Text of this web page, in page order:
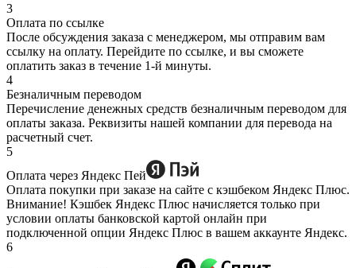
3
Оплата по ссылке
После обсуждения заказа с менеджером, мы отправим вам
ссылку на оплату. Перейдите по ссылке, и вы сможете
оплатить заказ в течение 1-й минуты.
4
Безналичным переводом
Перечисление денежных средств безналичным переводом для
оплаты заказа. Реквизиты нашей компании для перевода на
расчетный счет.
5
Оплата через Яндекс Пей
Оплата покупки при заказе на сайте с кэшбеком Яндекс Плюс.
Внимание! Кэшбек Яндекс Плюс начисляется только при
условии оплаты банковской картой онлайн при
подключенной опции Яндекс Плюс в вашем аккаунте Яндекс.
6